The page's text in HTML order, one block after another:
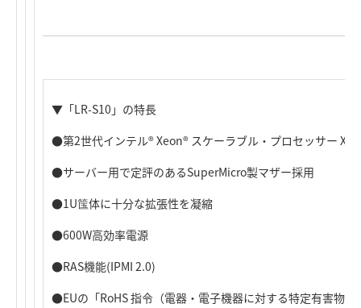
▼「LR-S10」の特長
●第2世代インテル® Xeon® スケーラブル・プロセッサー
●サーバー用で定評のあるSuperMicro製マザー採用
●1U筺体に十分な拡張性を凝縮
●600W高効率電源
●RAS機能(IPMI 2.0)
●EUの「RoHS 指令（電器・電子機器に対する特定有害物